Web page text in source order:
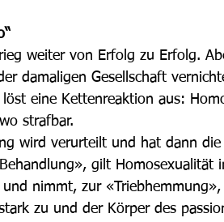
weiter von Erfolg zu Erfolg.
damaligen Gesellschaft
eine Kettenreaktion aus:
strafbar.
wird verurteilt und hat dann
gilt Homosexualität
nimmt, zur
zu und der Körper des